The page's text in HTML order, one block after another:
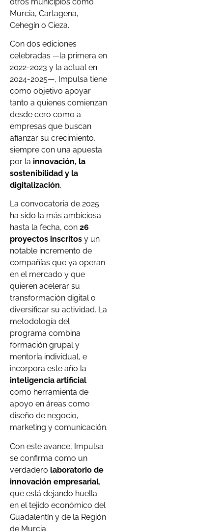
Murcia, Cartagena,
Cehegín o Cieza.
Con dos ediciones
celebradas —la primera en
2022-2023 y la actual en
2024-2025—, Impulsa tiene
como objetivo apoyar
tanto a quienes comienzan
desde cero como a
empresas que buscan
afianzar su crecimiento,
siempre con una apuesta
por la innovación, la
sostenibilidad y la
digitalización.
La convocatoria de 2025
ha sido la más ambiciosa
hasta la fecha, con 26
proyectos inscritos y un
notable incremento de
compañías que ya operan
en el mercado y que
quieren acelerar su
transformación digital o
diversificar su actividad. La
metodología del
programa combina
formación grupal y
mentoría individual, e
incorpora este año la
inteligencia artificial
como herramienta de
apoyo en áreas como
diseño de negocio,
marketing y comunicación.
Con este avance, Impulsa
se confirma como un
verdadero laboratorio de
innovación empresarial,
que está dejando huella
en el tejido económico del
Guadalentín y de la Región
de Murcia.